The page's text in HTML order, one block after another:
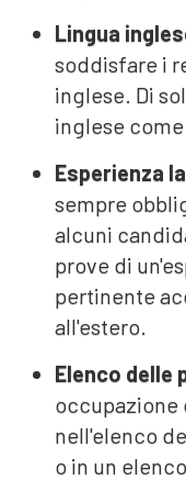
Lingua
soddisfare i
inglese. Di
inglese come
Esperienza
sempre
alcuni
prove di
pertinente
all'estero.
Elenco delle
occupazione
nell'elenco
o in un